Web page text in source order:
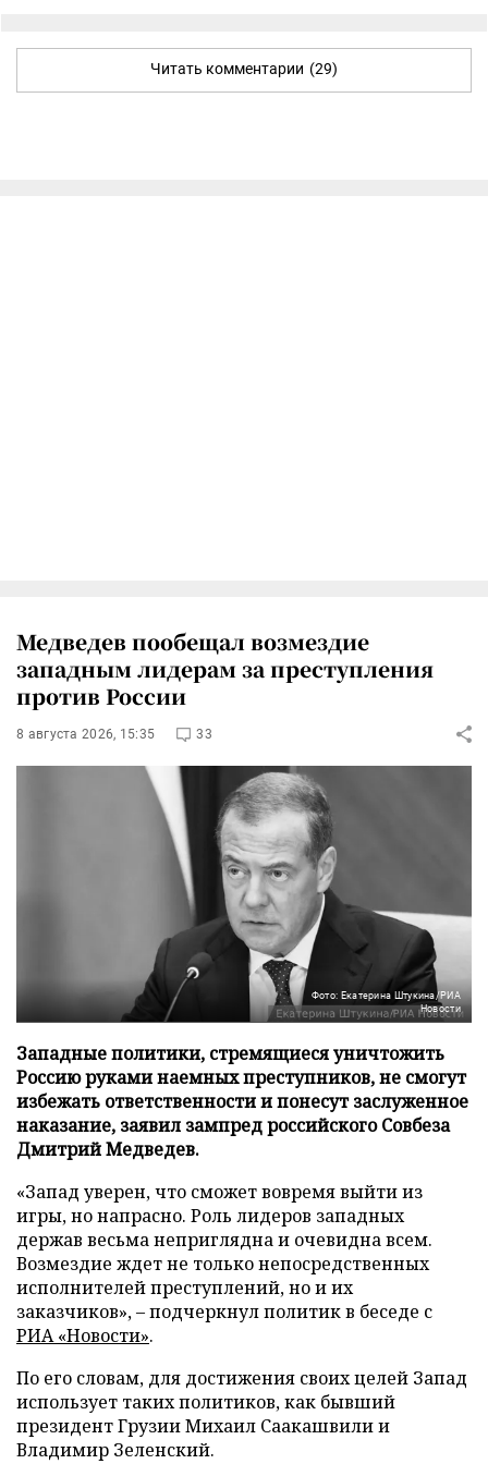
Читать комментарии (29)
Медведев пообещал возмездие
западным лидерам за преступления
против России
8 августа 2026, 15:35 33
Фото: Екатерина Штукина/РИА
Новости
Западные политики, стремящиеся уничтожить
Россию руками наемных преступников, не смогут
избежать ответственности и понесут заслуженное
наказание, заявил зампред российского Совбеза
Дмитрий Медведев.
«Запад уверен, что сможет вовремя выйти из
игры, но напрасно. Роль лидеров западных
держав весьма неприглядна и очевидна всем.
Возмездие ждет не только непосредственных
исполнителей преступлений, но и их
заказчиков», – подчеркнул политик в беседе с
РИА «Новости».
По его словам, для достижения своих целей Запад
использует таких политиков, как бывший
президент Грузии Михаил Саакашвили и
Владимир Зеленский.